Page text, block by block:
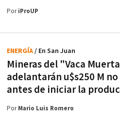
PoriProUP
Mineras del "Vaca
adelantarán u$s250 M
antes de iniciar la
ENERGÍA/ En San Juan
PorMario Luis Romero